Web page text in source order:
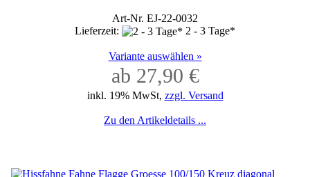
Art-Nr. EJ-22-0032
Lieferzeit:
2 - 3 Tage*
Variante auswählen »
ab 27,90 €
inkl. 19% MwSt, zzgl. Versand
Zu den Artikeldetails ...